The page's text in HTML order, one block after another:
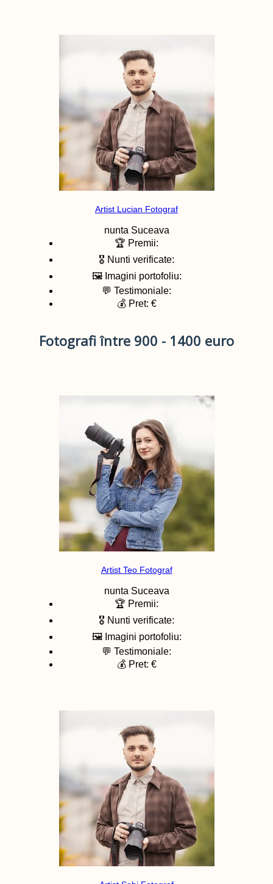
Artist Lucian Fotograf
nunta Suceava
🏆 Premii:
🎖️ Nunti verificate:
🖼️ Imagini portofoliu:
💬 Testimoniale:
💰 Pret: €
Fotografi între 900 - 1400 euro
Artist Teo Fotograf
nunta Suceava
🏆 Premii:
🎖️ Nunti verificate:
🖼️ Imagini portofoliu:
💬 Testimoniale:
💰 Pret: €